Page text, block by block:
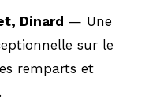
Dinard — Une
sur le
remparts et